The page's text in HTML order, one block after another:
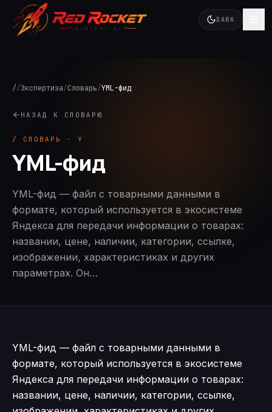
DARK
//Экспертиза/Словарь/YML-фид
НАЗАД К СЛОВАРЮ
/ СЛОВАРЬ · Y
YML-фид
YML-фид — файл с товарными данными в
формате, который используется в экосистеме
Яндекса для передачи информации о товарах:
названии, цене, наличии, категории, ссылке,
изображении, характеристиках и других
параметрах. Он…
YML-фид — файл с товарными данными в
формате, который используется в экосистеме
Яндекса для передачи информации о товарах:
названии, цене, наличии, категории, ссылке,